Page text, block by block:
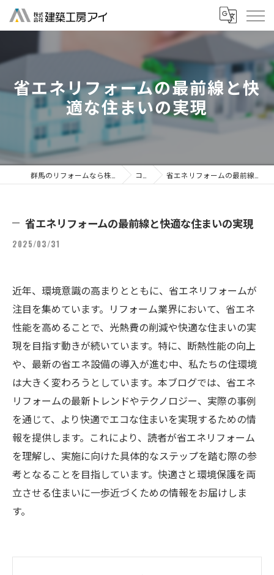
省エネリフォームの最前線と快
適な住まいの実現
コラム 省エネリフォームの最前線と快適な住まいの実現
省エネリフォームの最前線と快適な住まいの実現
2025/03/31
近年、環境意識の高まりとともに、省エネリフォームが
注目を集めています。リフォーム業界において、省エネ
性能を高めることで、光熱費の削減や快適な住まいの実
現を目指す動きが続いています。特に、断熱性能の向上
や、最新の省エネ設備の導入が進む中、私たちの住環境
は大きく変わろうとしています。本ブログでは、省エネ
リフォームの最新トレンドやテクノロジー、実際の事例
を通じて、より快適でエコな住まいを実現するための情
報を提供します。これにより、読者が省エネリフォーム
を理解し、実施に向けた具体的なステップを踏む際の参
考となることを目指しています。快適さと環境保護を両
立させる住まいに一歩近づくための情報をお届けしま
す。